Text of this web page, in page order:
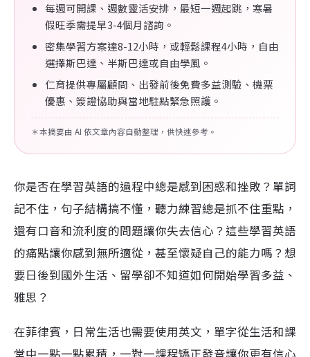
每週可開課、週數靈活安排，最短一週起跳，寒暑
假旺季需提早3-4個月諮詢。
密集學習方案達8-12小時，或輕鬆課程4小時，自由
選擇斯巴達、半斯巴達或自由學風。
仁育提供專屬顧問、出發前後免費多益測驗、機票
優惠、簽證協助與當地駐點緊急照護。
＊本摘要由 AI 依文章內容自動整理，供快速參考。
你是否在學習英語的過程中總是感到困惑和挫敗？單詞
記不住，句子結構搞不懂，聽力練習總是抓不住重點，
還有口音和流利度的問題讓你失去信心？這些學習英語
的痛點讓你感到無所適從，甚至懷疑自己的能力嗎？想
要日後到國外生活、留學卻不知道如何開始學習多益、
雅思？
在菲律賓，日常生活也需要使用英文，單字從生活和課
堂中一點一點累積，一對一課程矯正發音讓你更有信心